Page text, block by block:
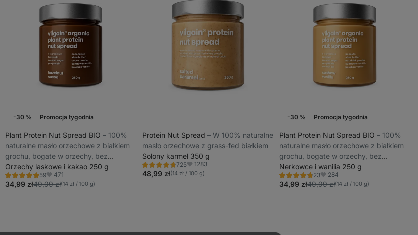
-30 % Promocja tygodnia
Plant Protein Nut Spread BIO ⁠–⁠ 100%
naturalne masło orzechowe z białkiem
grochu, bogate w orzechy, bez
aromatów i oleju palmowego
Orzechy laskowe i kakao 250 g
59
Ocena
4.9/5,
59
Ulubione
471
34,99 zł49,99 zł(14 zł / 100 g)
Protein Nut Spread ⁠–⁠ W 100% naturalne
masło orzechowe z grass-fed białkiem
Solony karmel 350 g
725
Ocena
4.7/5,
725
Ulubione
1283
48,99 zł(14 zł / 100 g)
-30 % Promocja tygodnia
Plant Protein Nut Spread BIO ⁠–⁠ 100%
naturalne masło orzechowe z białkiem
grochu, bogate w orzechy, bez
aromatów i oleju palmowego
Nerkowce i wanilia 250 g
23
Ocena
4.7/5,
23
Ulubione
284
34,99 zł49,99 zł(14 zł / 100 g)